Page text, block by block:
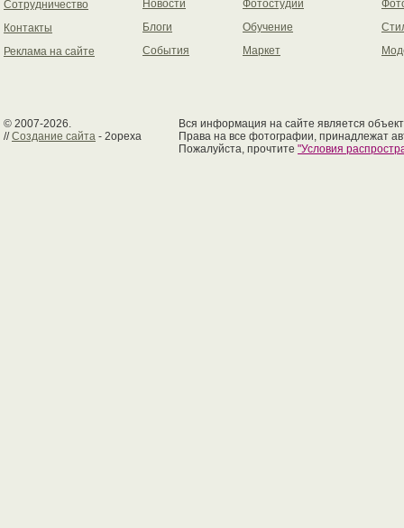
Сотрудничество
Контакты
Реклама на сайте
Новости
Блоги
События
Фотостудии
Обучение
Маркет
© 2007-2026.
//Создание сайта - 2opexa
Вся информация на сайте является
Права на все фотографии, принадлежат
Пожалуйста, прочтите "Условия